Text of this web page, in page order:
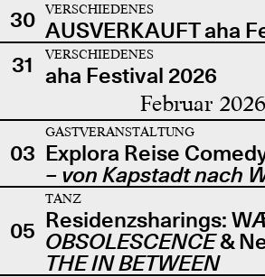
30
VERSCHIEDENES
AUSVERKAUFT aha
31
VERSCHIEDENES
aha Festival 2026
Februar 2026
03
GASTVERANSTALTUNG
Explora Reise
– von Kapstadt nach
05
TANZ
Residenzsharings:
OBSOLESCENCE&
THE IN BETWEEN